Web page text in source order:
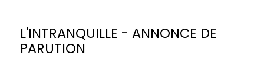
L'INTRANQUILLE - ANNONCE DE
PARUTION